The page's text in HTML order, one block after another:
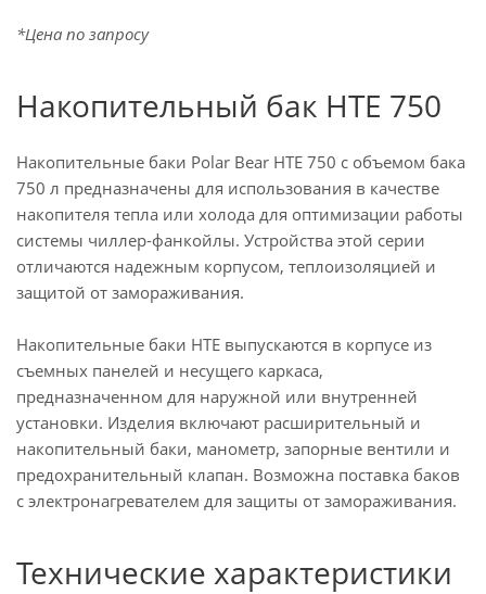
*Цена по запросу
Накопительный бак HTE 750
Накопительные баки Polar Bear HTE 750 с объемом бака
750 л предназначены для использования в качестве
накопителя тепла или холода для оптимизации работы
системы чиллер-фанкойлы. Устройства этой серии
отличаются надежным корпусом, теплоизоляцией и
защитой от замораживания.
Накопительные баки HTE выпускаются в корпусе из
съемных панелей и несущего каркаса,
предназначенном для наружной или внутренней
установки. Изделия включают расширительный и
накопительный баки, манометр, запорные вентили и
предохранительный клапан. Возможна поставка баков
с электронагревателем для защиты от замораживания.
Технические характеристики